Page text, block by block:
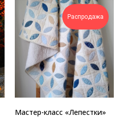
Распродажа
Мастер-класс «Лепестки»